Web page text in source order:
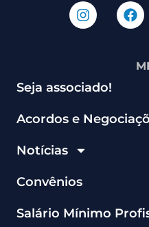
Seja associado!
Acordos e
Notícias
Convênios
Salário Mínimo